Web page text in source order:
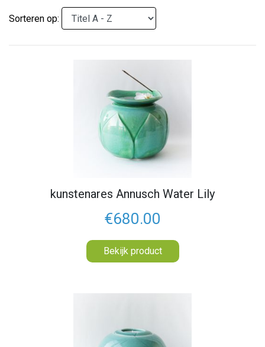
Sorteren op:
kunstenares Annusch Water Lily
€680.00
Bekijk product